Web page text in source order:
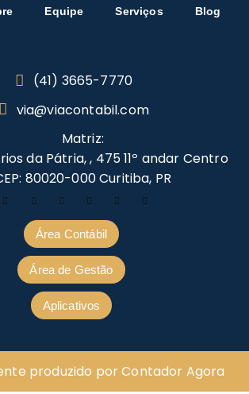
Equipe Serviços Blog
(41) 3665-7770
via@viacontabil.com
Matriz:
da Pátria, , 475 11º andar Centro
80020-000 Curitiba, PR
Área Contábil
Área de Gestão
Aplicativos
produzido por Contador Agora